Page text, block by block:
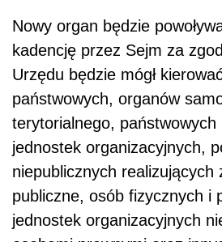
Nowy organ będzie
kadencję przez Sejm za
Urzędu będzie mógł
państwowych, organów
terytorialnego, państwowych
jednostek organizacyjnych,
niepublicznych realizujących
publiczne, osób fizycznych i
jednostek organizacyjnych